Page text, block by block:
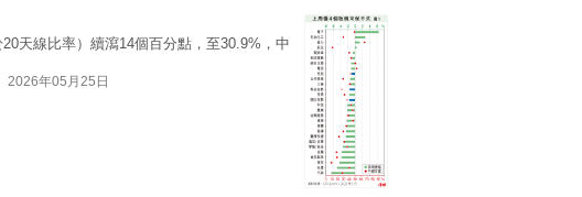
天線比率）續瀉14個百分點，至30.9%，中
2026年05月25日